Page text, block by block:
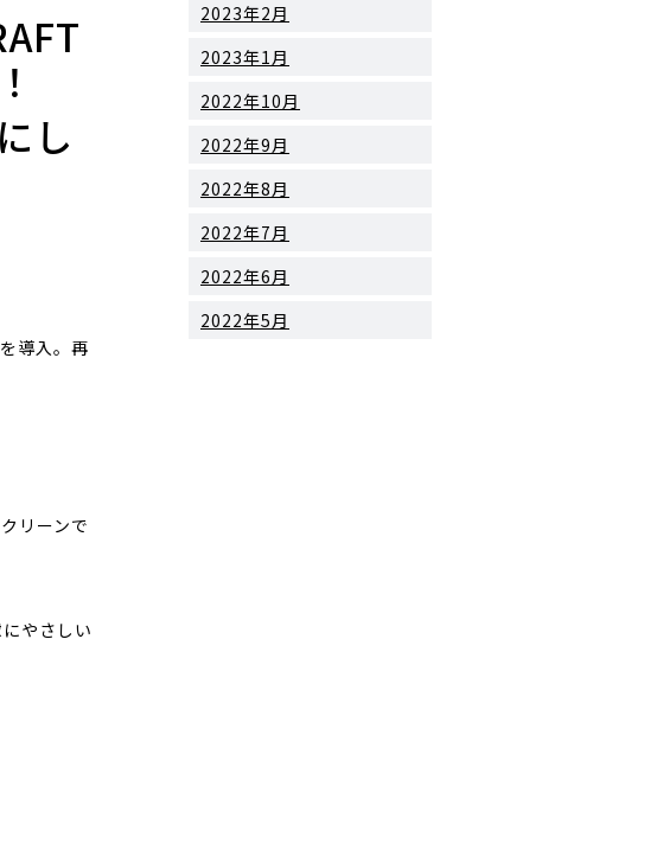
し
導入。再
リーンで
やさしい
2023年2月
2023年1月
2022年10月
2022年9月
2022年8月
2022年7月
2022年6月
2022年5月